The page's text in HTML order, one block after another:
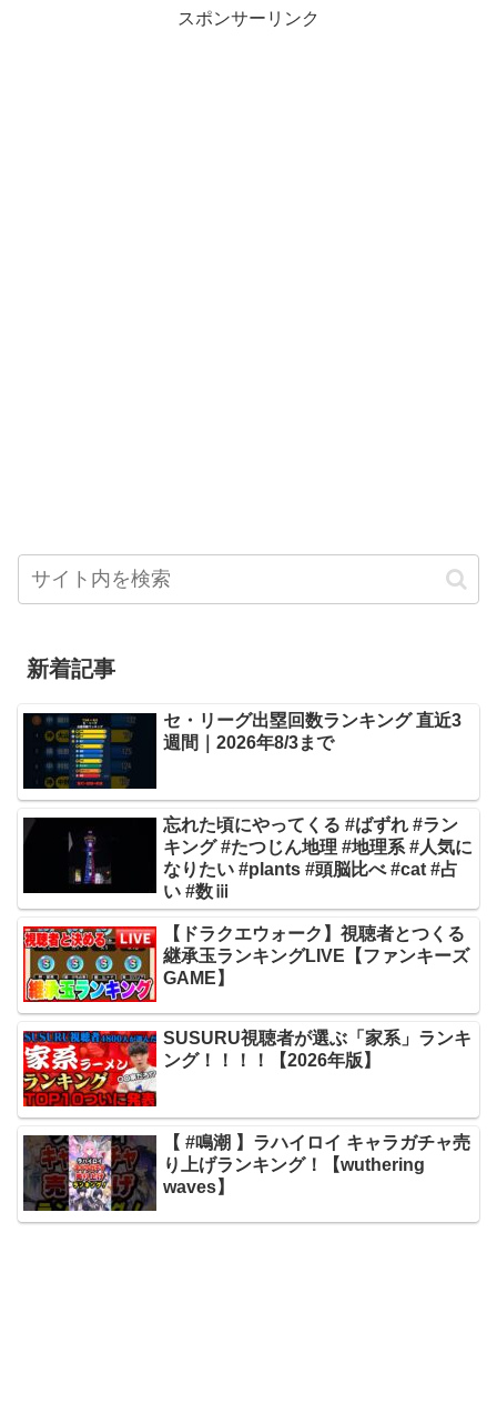
スポンサーリンク
新着記事
セ・リーグ出塁回数ランキング 直近3
週間｜2026年8/3まで
忘れた頃にやってくる #ばずれ #ラン
キング #たつじん地理 #地理系 #人気に
なりたい #plants #頭脳比べ #cat #占
い #数ⅲ
【ドラクエウォーク】視聴者とつくる
継承玉ランキングLIVE【ファンキーズ
GAME】
SUSURU視聴者が選ぶ「家系」ランキ
ング！！！！【2026年版】
【 #鳴潮 】ラハイロイ キャラガチャ売
り上げランキング！【wuthering
waves】